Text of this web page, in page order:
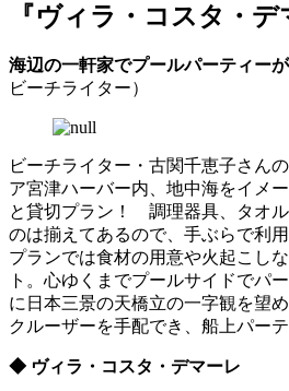
『ヴィラ・コスタ・デ
海辺の一軒家でプールパーティーが
ビーチライター）
ビーチライター・古関千恵子さん
ア宮津ハーバー内、地中海をイメ
と貸切プラン！ 調理器具、タオ
のは揃えてあるので、手ぶらで利
プランでは食材の用意や火起こし
ト。心ゆくまでプールサイドでパ
に日本三景の天橋立の一字観を望
クルーザーを手配でき、船上パー
◆ ヴィラ・コスタ・デマーレ